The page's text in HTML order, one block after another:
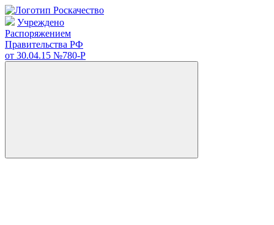
Учреждено
Распоряжением
Правительства РФ
от 30.04.15 №780-Р